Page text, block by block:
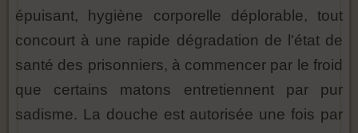
épuisant, hygiène corporelle déplorable, tout
concourt à une rapide dégradation de l'état de
santé des prisonniers, à commencer par le froid
que certains matons entretiennent par pur
sadisme. La douche est autorisée une fois par